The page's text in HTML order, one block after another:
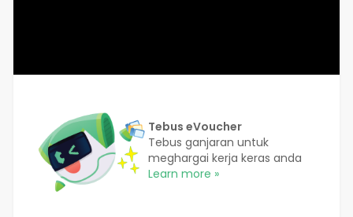
Tebus eVoucher
Tebus ganjaran untuk
meghargai kerja keras anda
Learn more »